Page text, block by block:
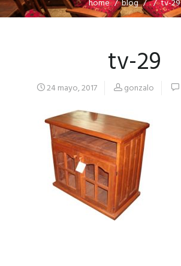
tv-29
24 mayo, 2017 gonzalo